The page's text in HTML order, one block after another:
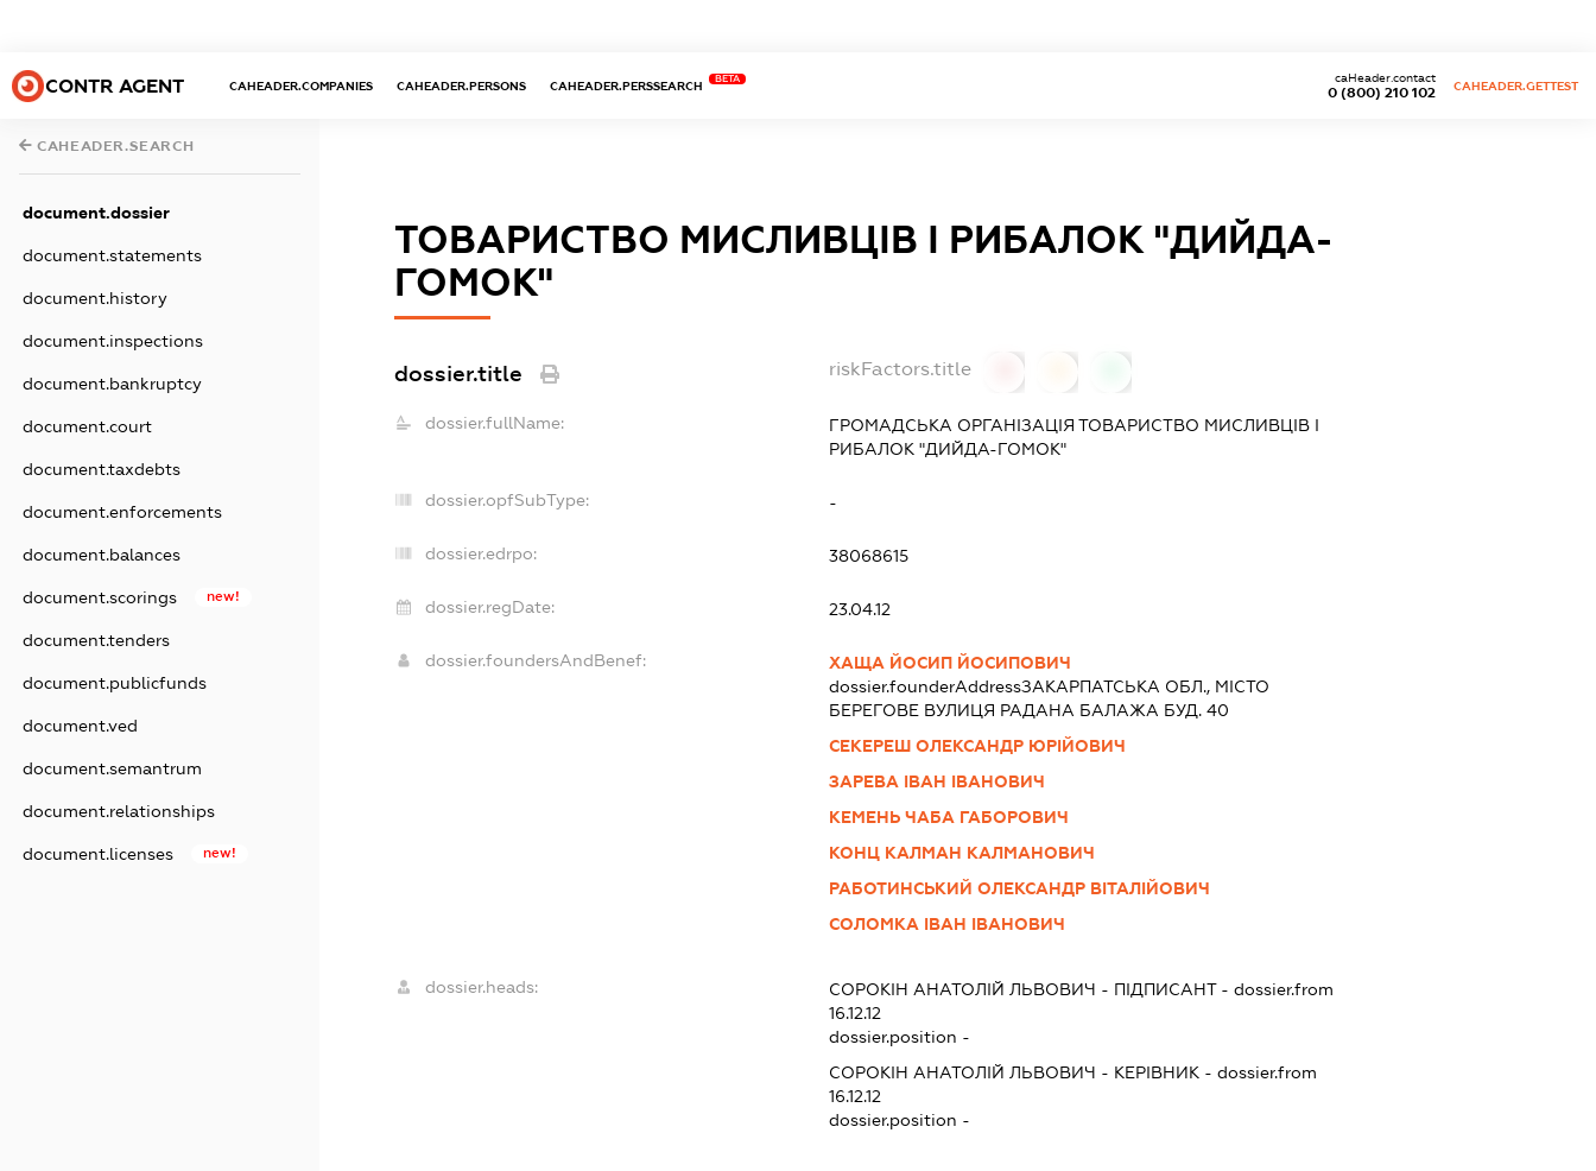
CONTR AGENT CAHEADER.COMPANIES CAHEADER.PERSONS CAHEADER.PERSSEARCH
BETA
0 (800) 210 102
caHeader.contact
CAHEADER.GETTEST
CAHEADER.SEARCH
document.dossier
document.statements
document.history
document.inspections
document.bankruptcy
document.court
document.taxdebts
document.enforcements
document.balances
document.scorings new!
document.tenders
document.publicfunds
document.ved
document.semantrum
document.relationships
document.licenses new!
ТОВАРИСТВО МИСЛИВЦІВ І РИБАЛОК "ДИЙДА-
ГОМОК"
dossier.title riskFactors.title
dossier.fullName: ГРОМАДСЬКА ОРГАНІЗАЦІЯТОВАРИСТВО МИСЛИВЦІВ І
РИБАЛОК "ДИЙДА-ГОМОК"
dossier.opfSubType: -
dossier.edrpo: 38068615
dossier.regDate: 23.04.12
dossier.foundersAndBenef:
ХАЩА ЙОСИП ЙОСИПОВИЧ
dossier.founderAddressЗАКАРПАТСЬКА ОБЛ., МІСТО
БЕРЕГОВЕ ВУЛИЦЯ РАДАНА БАЛАЖА БУД. 40
СЕКЕРЕШ ОЛЕКСАНДР ЮРІЙОВИЧ
ЗАРЕВА ІВАН ІВАНОВИЧ
КЕМЕНЬ ЧАБА ГАБОРОВИЧ
КОНЦ КАЛМАН КАЛМАНОВИЧ
РАБОТИНСЬКИЙ ОЛЕКСАНДР ВІТАЛІЙОВИЧ
СОЛОМКА ІВАН ІВАНОВИЧ
dossier.heads: СОРОКІН АНАТОЛІЙ ЛЬВОВИЧ - ПІДПИСАНТ- dossier.from
16.12.12
dossier.position -
СОРОКІН АНАТОЛІЙ ЛЬВОВИЧ - КЕРІВНИК - dossier.from
16.12.12
dossier.position -